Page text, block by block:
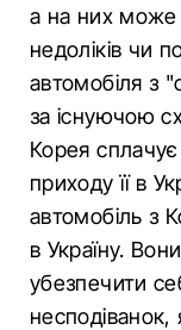
а на них може
недоліків чи
автомобіля з
за існуючою
Корея
приходу її в
автомобіль з
в Україну.
убезпечити
несподіванок,